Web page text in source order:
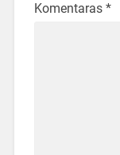
Komentaras *